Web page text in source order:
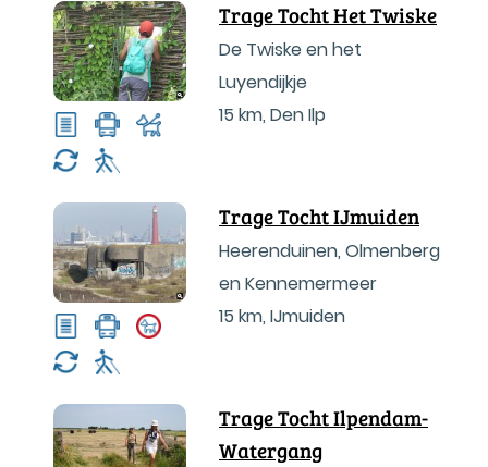
Trage Tocht Het Twiske
De Twiske en het
Luyendijkje
15 km, Den Ilp
Trage Tocht IJmuiden
Heerenduinen, Olmenberg
en Kennemermeer
15 km, IJmuiden
Trage Tocht Ilpendam-
Watergang